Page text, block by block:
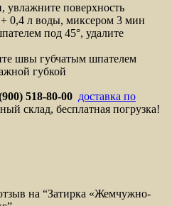
поверхность
+ 0,4 л воды, миксером 3 мин
под 45°, удалите
швы губчатым шпателем
губкой
518-80-00 доставка по
склад, бесплатная погрузка!
на “Затирка «Жемчужно-